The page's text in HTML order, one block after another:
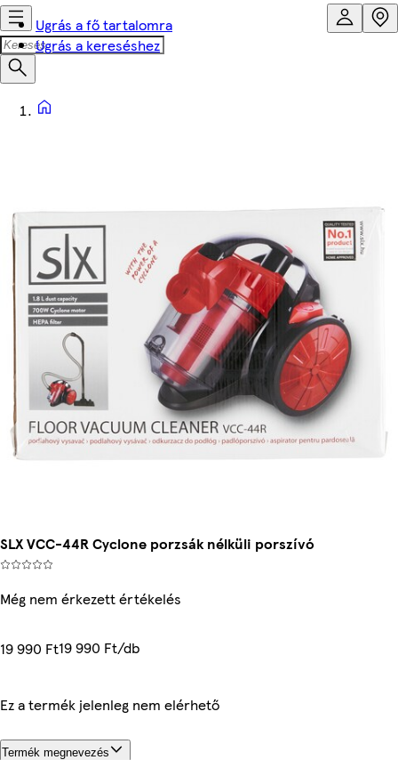
Ugrás a fő tartalomra
Ugrás a kereséshez
SLX VCC-44R Cyclone porzsák nélküli porszívó
Még nem érkezett értékelés
19 990 Ft19 990 Ft/db
Ez a termék jelenleg nem elérhető
Termék megnevezés